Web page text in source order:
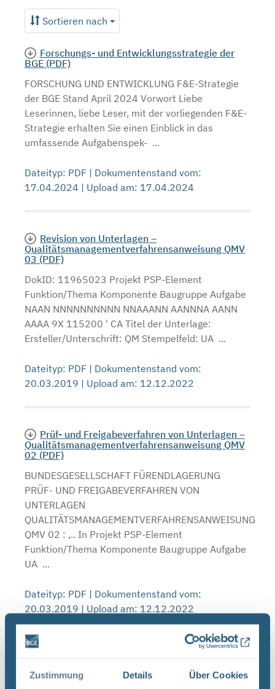
Zustimmung Details Über Cookies
Sortieren nach
Forschungs- und Entwicklungsstrategie der
BGE (PDF)
FORSCHUNG UND ENTWICKLUNG F&E-Strategie
der BGE Stand April 2024 Vorwort Liebe
Leserinnen, liebe Leser, mit der vorliegenden F&E-
Strategie erhalten Sie einen Einblick in das
umfassende Aufgabenspek- ...
Dateityp: PDF | Dokumentenstand vom:
17.04.2024 | Upload am: 17.04.2024
Revision von Unterlagen –
Qualitätsmanagementverfahrensanweisung QMV
03 (PDF)
DokID: 11965023 Projekt PSP-Element
Funktion/Thema Komponente Baugruppe Aufgabe
NAAN NNNNNNNNNN NNAAANN AANNNA AANN
AAAA 9X 115200 ' CA Titel der Unterlage:
Ersteller/Unterschrift: QM Stempelfeld: UA ...
Dateityp: PDF | Dokumentenstand vom:
20.03.2019 | Upload am: 12.12.2022
Prüf- und Freigabeverfahren von Unterlagen –
Qualitätsmanagementverfahrensanweisung QMV
02 (PDF)
BUNDESGESELLSCHAFT FÜRENDLAGERUNG
PRÜF- UND FREIGABEVERFAHREN VON
UNTERLAGEN
QUALITÄTSMANAGEMENTVERFAHRENSANWEISUNG
QMV 02 : ,.. In Projekt PSP-Element
Funktion/Thema Komponente Baugruppe Aufgabe
UA ...
Dateityp: PDF | Dokumentenstand vom:
20.03.2019 | Upload am: 12.12.2022
geschlossen